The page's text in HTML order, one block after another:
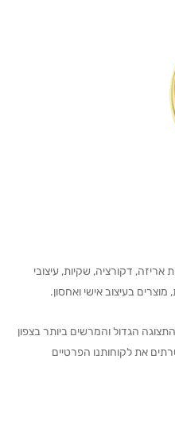
אריזה, דקורציה, שקיות, עיצובי
בעיצוב אישי ואחסון.
הגדול והמרשים ביותר בצפון
אנו משרתים את לקוחותנו הפרטיים